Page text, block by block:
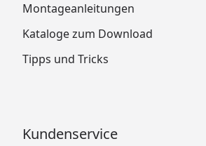
Montageanleitungen
Kataloge zum Download
Tipps und Tricks
Kundenservice